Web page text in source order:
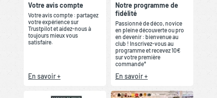
Votre avis compte
Votre avis compte : partagez
votre expérience sur
Trustpilot et aidez-nous à
toujours mieux vous
satisfaire.
En savoir +
Notre programme de
fidélité
Passionné de déco, novice
en pleine découverte ou pro
en devenir : bienvenue au
club ! Inscrivez-vous au
programme et recevez 10€
sur votre première
commande*
En savoir +